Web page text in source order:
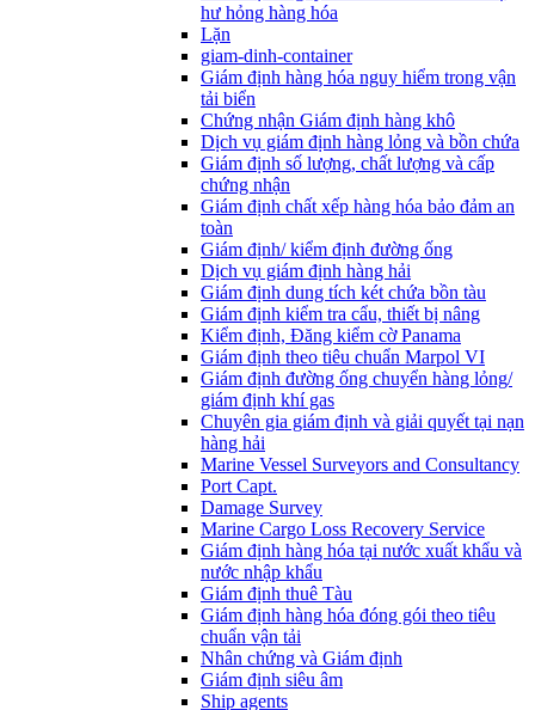
hư hỏng hàng hóa
Lặn
giam-dinh-container
Giám định hàng hóa nguy hiểm trong vận
tải biển
Chứng nhận Giám định hàng khô
Dịch vụ giám định hàng lỏng và bồn chứa
Giám định số lượng, chất lượng và cấp
chứng nhận
Giám định chất xếp hàng hóa bảo đảm an
toàn
Giám định/ kiểm định đường ống
Dịch vụ giám định hàng hải
Giám định dung tích két chứa bồn tàu
Giám định kiểm tra cẩu, thiết bị nâng
Kiểm định, Đăng kiểm cờ Panama
Giám định theo tiêu chuẩn Marpol VI
Giám định đường ống chuyển hàng lỏng/
giám định khí gas
Chuyên gia giám định và giải quyết tại nạn
hàng hải
Marine Vessel Surveyors and Consultancy
Port Capt.
Damage Survey
Marine Cargo Loss Recovery Service
Giám định hàng hóa tại nước xuất khẩu và
nước nhập khẩu
Giám định thuê Tàu
Giám định hàng hóa đóng gói theo tiêu
chuẩn vận tải
Nhân chứng và Giám định
Giám định siêu âm
Ship agents